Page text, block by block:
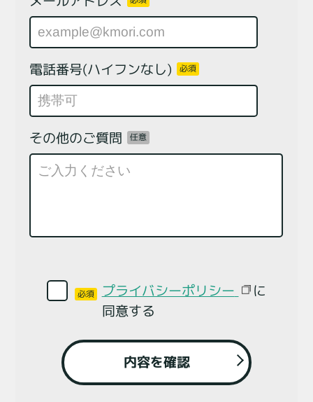
電話番号(ハイフンなし) 必須
その他のご質問 任意
必須 プライバシーポリシー に
同意する
内容を確認